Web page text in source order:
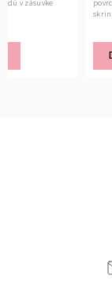
povrchoch✔ Univerzálne
skrinkách, zásuvkách a